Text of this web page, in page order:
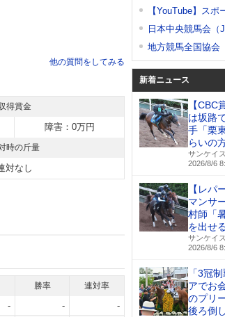
他の質問をしてみる
得賞金
障害：0万円
時の斤量
対なし
勝率 連対率
- -
-
【YouTube】ス
日本中央競馬会（
地方競馬全国協会
新着ニュース
【
は坂路
手「栗
らいの
サンケイ
2026/8/6
【レ
マンサ
村師「
を出せ
サンケイ
2026/8/6
「3冠
アでお
のプリ
後ろ倒